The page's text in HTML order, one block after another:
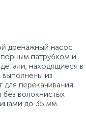
дренажный насос
патрубком и
находящиеся в
выполнены из
перекачивания
без волокнистых
до 35 мм.